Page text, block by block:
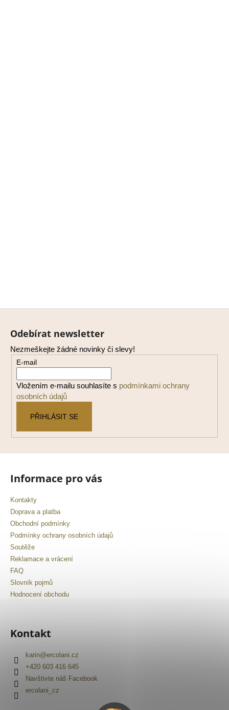
Odebírat newsletter
Nezmeškejte žádné novinky či slevy!
E-mail
Vložením e-mailu souhlasíte s podmínkami ochrany
osobních údajů
PŘIHLÁSIT SE
Informace pro vás
Kontakty
Doprava a platba
Obchodní podmínky
Podmínky ochrany osobních údajů
Soutěže
Reklamace a vrácení
FAQ
Slovník pojmů
Hodnocení obchodu
Kontakt
karin@ercolani.cz
+420 603 416 645
Navštivte náš Facebook
ercolani_cz